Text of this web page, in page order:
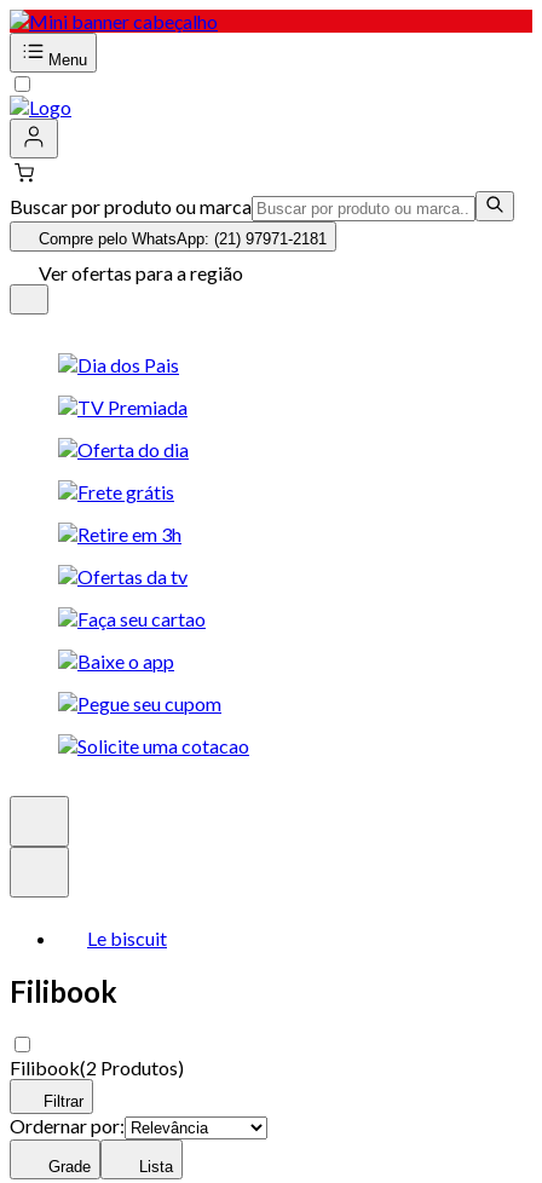
Menu
Buscar por produto ou marca
Compre pelo WhatsApp: (21) 97971-2181
Ver ofertas para a região
Le biscuit
Filibook
Filibook(2 Produtos)
Filtrar
Ordernar por:
Grade Lista